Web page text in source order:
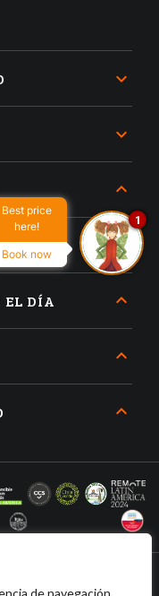
de navegación,
EL DÍA
Best price
here!
Book now
1